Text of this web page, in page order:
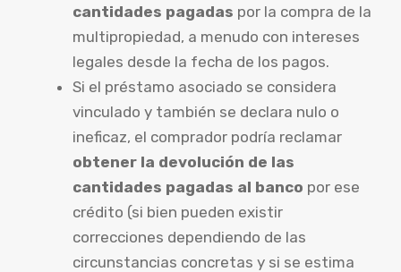
cantidades pagadas por la compra de la
multipropiedad, a menudo con intereses
legales desde la fecha de los pagos.
Si el préstamo asociado se considera
vinculado y también se declara nulo o
ineficaz, el comprador podría reclamar
obtener la devolución de las
cantidades pagadas al banco por ese
crédito (si bien pueden existir
correcciones dependiendo de las
circunstancias concretas y si se estima